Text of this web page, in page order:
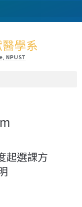
學系
NPUST
起選課方